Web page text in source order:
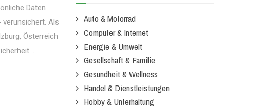
Daten
verunsichert. Als
Österreich
...
Auto & Motorrad
Computer & Internet
Energie & Umwelt
Gesellschaft & Familie
Gesundheit & Wellness
Handel & Dienstleistungen
Hobby & Unterhaltung